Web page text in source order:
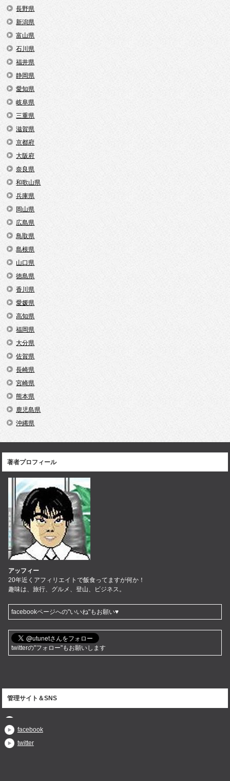
長野県
新潟県
富山県
石川県
福井県
静岡県
愛知県
岐阜県
三重県
滋賀県
京都府
大阪府
奈良県
和歌山県
兵庫県
岡山県
広島県
鳥取県
島根県
山口県
徳島県
香川県
愛媛県
高知県
福岡県
大分県
佐賀県
長崎県
宮崎県
熊本県
鹿児島県
沖縄県
著者プロフィール
アッフィー
20年近くアフィリエイトで飯食ってますが何か！
趣味は、旅行、グルメ、登山、ビジネス。
facebookページへの"いいね"もお願い♥
twitterの"フォロー"もお願いします
管理サイト＆SNS
facebook
twitter